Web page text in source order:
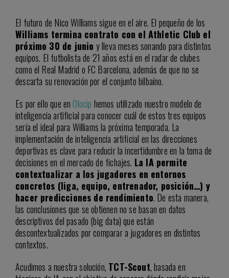
El futuro de Nico Williams sigue en el aire. El pequeño de los
Williams termina contrato con el Athletic Club el
próximo 30 de junio y lleva meses sonando para distintos
equipos. El futbolista de 21 años está en el radar de clubes
como el Real Madrid o FC Barcelona, además de que no se
descarta su renovación por el conjunto bilbaíno.
Es por ello que enOlocip hemos utilizado nuestro modelo de
inteligencia artificial para conocer cuál de estos tres equipos
sería el ideal para Williams la próxima temporada. La
implementación de inteligencia artificial en las direcciones
deportivas es clave para reducir la incertidumbre en la toma de
decisiones en el mercado de fichajes. La IA permite
contextualizar a los jugadores en entornos
concretos (liga, equipo, entrenador, posición…) y
hacer predicciones de rendimiento. De esta manera,
las conclusiones que se obtienen no se basan en datos
descriptivos del pasado (big data) que están
descontextualizados por comparar a jugadores en distintos
contextos.
Acudimos a nuestra solución, TCT-Scout, basada en